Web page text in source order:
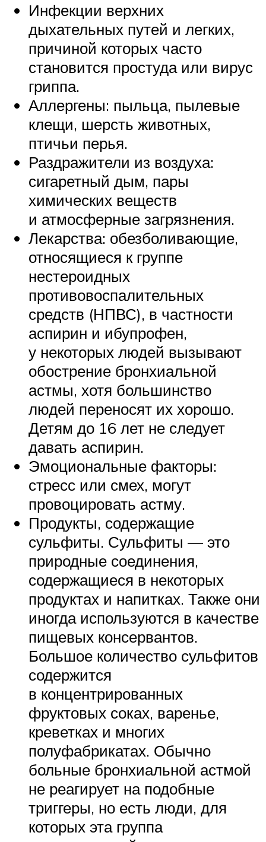
Инфекции верхних
дыхательных путей и легких,
причиной которых часто
становится простуда или вирус
гриппа.
Аллергены: пыльца, пылевые
клещи, шерсть животных,
птичьи перья.
Раздражители из воздуха:
сигаретный дым, пары
химических веществ
и атмосферные загрязнения.
Лекарства: обезболивающие,
относящиеся к группе
нестероидных
противовоспалительных
средств (НПВС), в частности
аспирин и ибупрофен,
у некоторых людей вызывают
обострение бронхиальной
астмы, хотя большинство
людей переносят их хорошо.
Детям до 16 лет не следует
давать аспирин.
Эмоциональные факторы:
стресс или смех, могут
провоцировать астму.
Продукты, содержащие
сульфиты. Сульфиты — это
природные соединения,
содержащиеся в некоторых
продуктах и напитках. Также они
иногда используются в качестве
пищевых консервантов.
Большое количество сульфитов
содержится
в концентрированных
фруктовых соках, варенье,
креветках и многих
полуфабрикатах. Обычно
больные бронхиальной астмой
не реагирует на подобные
триггеры, но есть люди, для
которых эта группа